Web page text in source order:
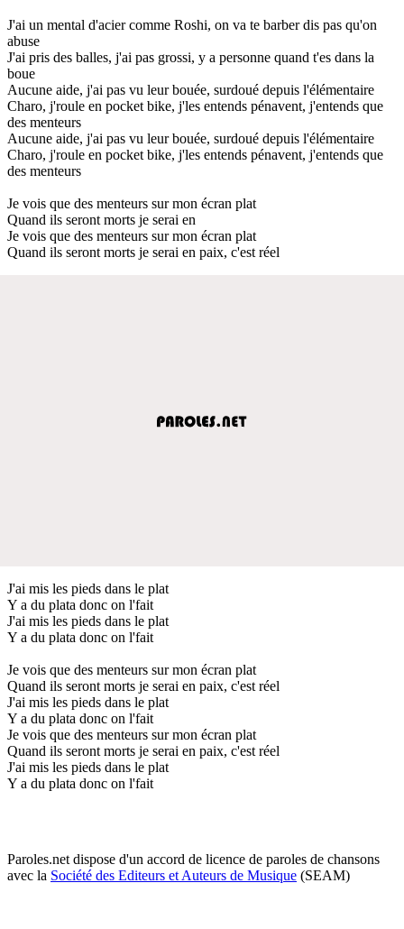
J'ai un mental d'acier comme Roshi, on va te barber dis pas qu'on
abuse
J'ai pris des balles, j'ai pas grossi, y a personne quand t'es dans la
boue
Aucune aide, j'ai pas vu leur bouée, surdoué depuis l'élémentaire
Charo, j'roule en pocket bike, j'les entends pénavent, j'entends que
des menteurs
Aucune aide, j'ai pas vu leur bouée, surdoué depuis l'élémentaire
Charo, j'roule en pocket bike, j'les entends pénavent, j'entends que
des menteurs
Je vois que des menteurs sur mon écran plat
Quand ils seront morts je serai en
Je vois que des menteurs sur mon écran plat
Quand ils seront morts je serai en paix, c'est réel
J'ai mis les pieds dans le plat
Y a du plata donc on l'fait
J'ai mis les pieds dans le plat
Y a du plata donc on l'fait
Je vois que des menteurs sur mon écran plat
Quand ils seront morts je serai en paix, c'est réel
J'ai mis les pieds dans le plat
Y a du plata donc on l'fait
Je vois que des menteurs sur mon écran plat
Quand ils seront morts je serai en paix, c'est réel
J'ai mis les pieds dans le plat
Y a du plata donc on l'fait
Paroles.net dispose d'un accord de licence de paroles de chansons
avec la Société des Editeurs et Auteurs de Musique (SEAM)